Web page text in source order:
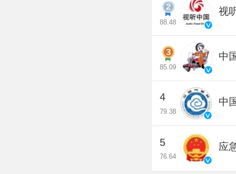
2
88.48
视
3
85.09
中
4
79.38
中
5
76.64
应